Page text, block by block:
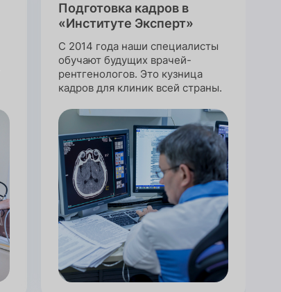
Подготовка кадров в
«Институте Эксперт»
С 2014 года наши специалисты
обучают будущих врачей-
рентгенологов. Это кузница
кадров для клиник всей страны.